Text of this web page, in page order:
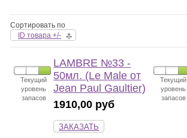
Сортировать по
ID товара +/-
Текущий
уровень
запасов
LAMBRE №33 -
50мл. (Le Male от
Jean Paul Gaultier)
1910,00 руб
ЗАКАЗАТЬ
Текущий
уровень
запасов